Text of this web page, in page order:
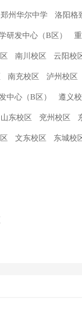
郑州华尔中学 洛阳格
研发中心（B区）
南川校区 云阳校
南充校区 泸州校区
中心（B区） 遵义
山东校区 兖州校区
文东校区 东城校